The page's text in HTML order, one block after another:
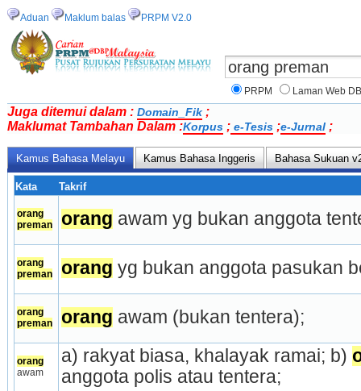
Aduan Maklum balas PRPM V2.0
PRPM Laman Web
Juga ditemui dalam : Domain_Fik ;
Maklumat Tambahan Dalam :Korpus ; e-Tesis ;e-Jurnal ;
Kamus Bahasa Melayu Kamus Bahasa Inggeris Bahasa Sukuan
Kata Takrif
orang
preman
orang awam yg bukan anggota
orang
preman
orang yg bukan anggota pasukan
orang
preman
orang awam (bukan ten­tera);
orang
awam
a) rakyat biasa, khalayak ramai; b)
anggota polis atau tentera;